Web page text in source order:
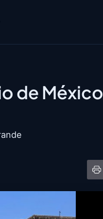
de México